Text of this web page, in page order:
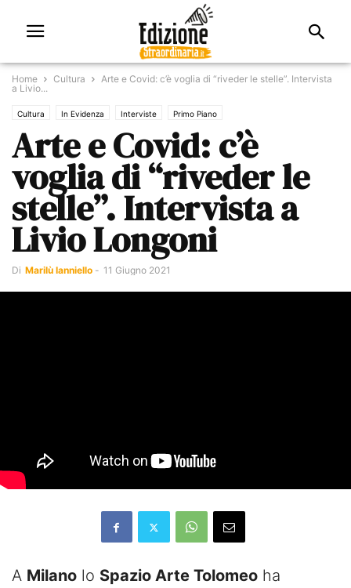
Home Cultura
Arte e Covid: c’è voglia di “riveder le stelle”. Intervista
a Livio...
Cultura In Evidenza Interviste Primo Piano
Arte e Covid: c’è
voglia di “riveder le
stelle”. Intervista a
Livio Longoni
Di Marilù Ianniello - 11 Giugno 2021
A Milano lo Spazio Arte Tolomeo ha